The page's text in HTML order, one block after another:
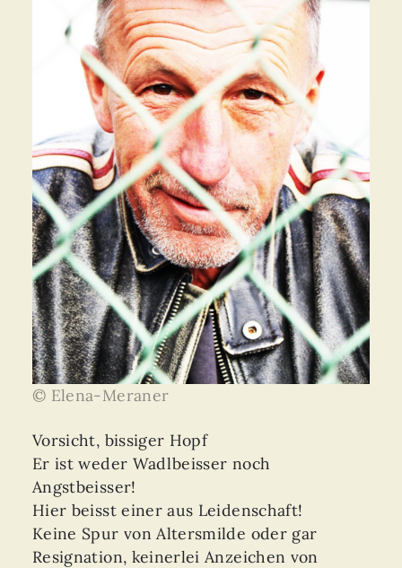
© Elena-Meraner
Vorsicht, bissiger Hopf
Er ist weder Wadlbeisser noch
Angstbeisser!
Hier beisst einer aus Leidenschaft!
Keine Spur von Altersmilde oder gar
Resignation, keinerlei Anzeichen von